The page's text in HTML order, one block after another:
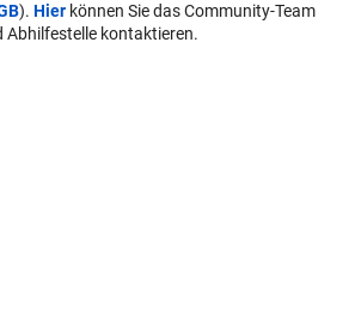
). Hier können Sie das Community-Team
Abhilfestelle kontaktieren.